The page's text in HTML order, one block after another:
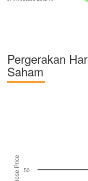
Pergerakan
Saham
Close Price 50